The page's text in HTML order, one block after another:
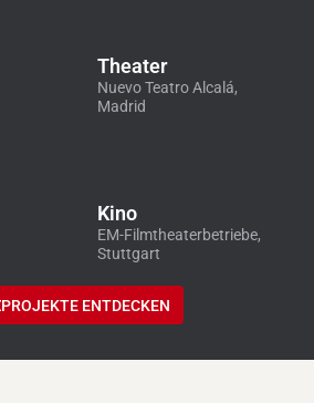
Theater
Nuevo Teatro Alcalá,
Madrid
Kino
EM-Filmtheaterbetriebe,
Stuttgart
ENTDECKEN